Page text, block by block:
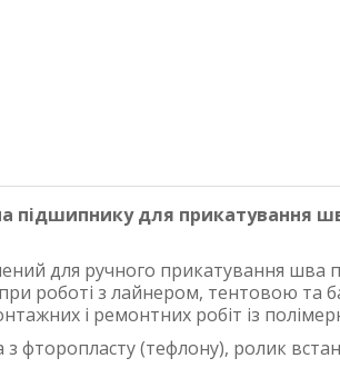
підшипнику для прикатування
для ручного прикатування шва
роботі з лайнером, тентовою та
і ремонтних робіт із
фторопласту (тефлону), ролик